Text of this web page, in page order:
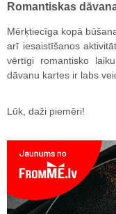
Romantiskas
Mērķtiecīga kopā
arī iesaistīšanos
vērtīgi romantisko
dāvanu kartes ir labs
Lūk, daži piemēri!